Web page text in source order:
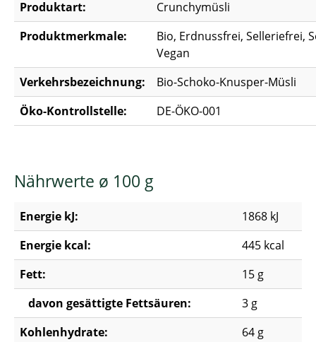
Produktart:
Crunchymüsli
Produktmerkmale:
Bio, Erdnussfrei, Selleriefrei,
Vegan
Verkehrsbezeichnung:
Bio-Schoko-Knusper-Müsli
Öko-Kontrollstelle:
DE-ÖKO-001
Nährwerte ø 100 g
Energie kJ:
1868 kJ
Energie kcal:
445 kcal
Fett:
15 g
davon gesättigte Fettsäuren:
3 g
Kohlenhydrate:
64 g